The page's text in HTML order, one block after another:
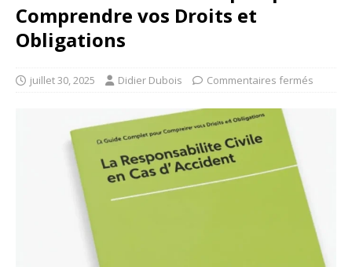
Comprendre vos Droits et
Obligations
juillet 30, 2025 Didier Dubois Commentaires fermés